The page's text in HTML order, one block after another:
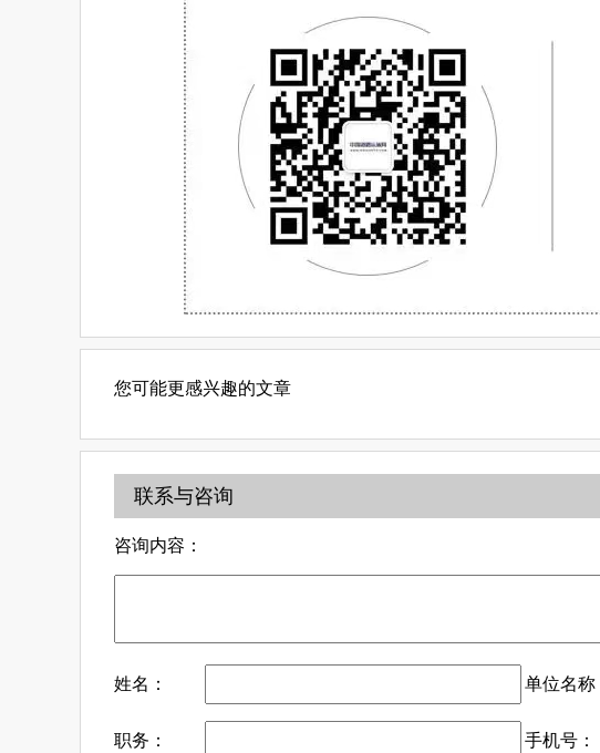
您可能更感兴趣的文章
联系与咨询
咨询内容：
姓名： 单位名称
职务： 手机号：